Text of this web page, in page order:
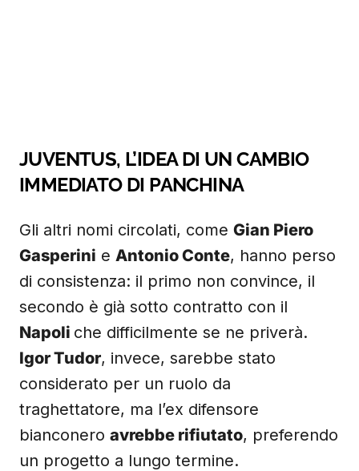
JUVENTUS, L’IDEA DI UN CAMBIO
IMMEDIATO DI PANCHINA
Gli altri nomi circolati, come Gian Piero
Gasperini e Antonio Conte, hanno perso
di consistenza: il primo non convince, il
secondo è già sotto contratto con il
Napoli che difficilmente se ne priverà.
Igor Tudor, invece, sarebbe stato
considerato per un ruolo da
traghettatore, ma l’ex difensore
bianconero avrebbe rifiutato, preferendo
un progetto a lungo termine.